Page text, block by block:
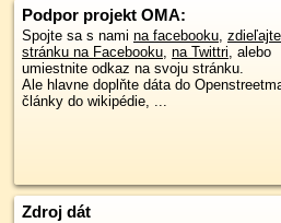
Podpor projekt OMA:
Spojte sa s nami na facebooku,
stránku na Facebooku, na Twittri, alebo
umiestnite odkaz na svoju stránku.
Ale hlavne doplňte dáta do
články do wikipédie, ...
Zdroj dát